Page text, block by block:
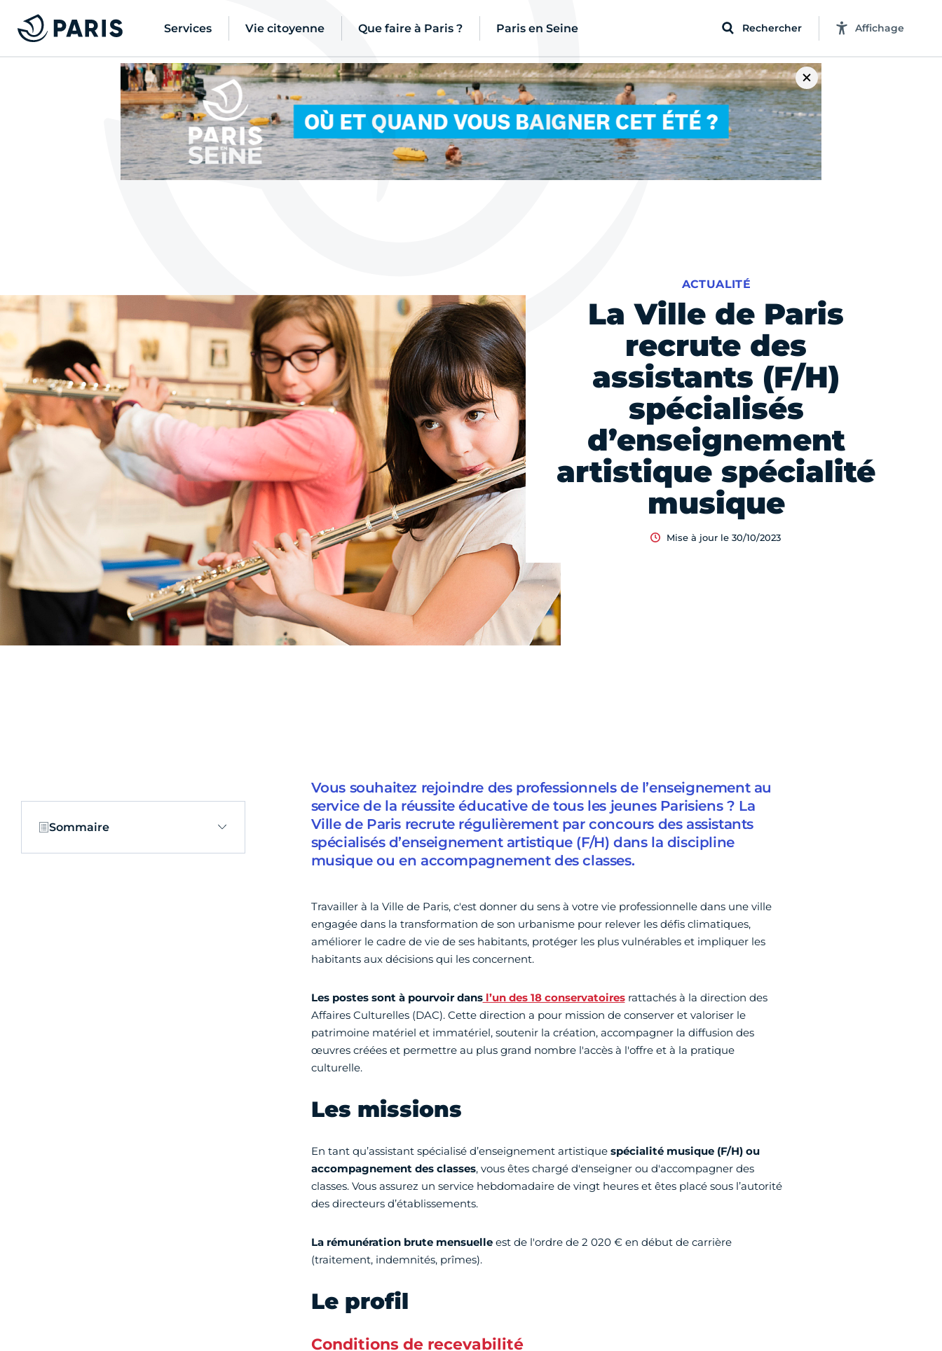
Services Vie citoyenne Que faire à Paris ? Paris en Seine Rechercher Affichage
La Ville de Paris
recrute des
assistants (F/H)
spécialisés
d’enseignement
artistique spécialité
musique
ACTUALITÉ
Mise à jour le 30/10/2023
Sommaire
Vous souhaitez rejoindre des professionnels de l’enseignement au
service de la réussite éducative de tous les jeunes Parisiens ? La
Ville de Paris recrute régulièrement par concours des assistants
spécialisés d’enseignement artistique (F/H) dans la discipline
musique ou en accompagnement des classes.
Travailler à la Ville de Paris, c'est donner du sens à votre vie professionnelle dans une ville
engagée dans la transformation de son urbanisme pour relever les défis climatiques,
améliorer le cadre de vie de ses habitants, protéger les plus vulnérables et impliquer les
habitants aux décisions qui les concernent.
Les postes sont à pourvoir dansl’un des 18 conservatoires rattachés à la direction des
Affaires Culturelles (DAC). Cette direction a pour mission de conserver et valoriser le
patrimoine matériel et immatériel, soutenir la création, accompagner la diffusion des
œuvres créées et permettre au plus grand nombre l'accès à l'offre et à la pratique
culturelle.
Les missions
En tant qu’assistant spécialisé d’enseignement artistiquespécialité musique (F/H) ou
accompagnement des classes, vous êtes chargé d'enseigner ou d'accompagner des
classes. Vous assurez un service hebdomadaire de vingt heures et êtes placé sous l’autorité
des directeurs d’établissements.
La rémunération brute mensuelleest de l'ordre de 2 020 € en début de carrière
(traitement, indemnités, prîmes).
Le profil
Conditions de recevabilité